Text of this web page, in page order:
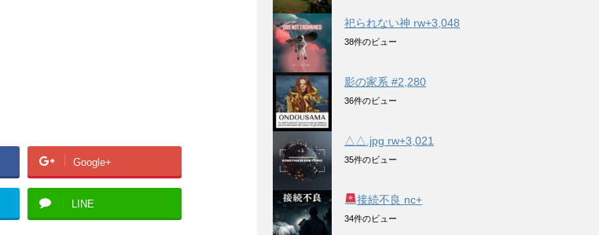
Google+
LINE
祀られない神 rw+3,048
38件のビュー
影の家系 #2,280
36件のビュー
△△.jpg rw+3,021
35件のビュー
接続不良 nc+
34件のビュー